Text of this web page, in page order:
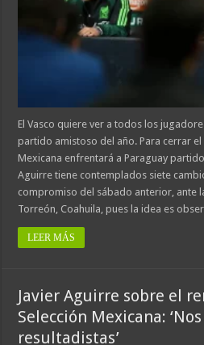
El Vasco quiere ver a todos los
partido amistoso del año. Para cerrar el
Mexicana enfrentará a Paraguay
Aguirre tiene contemplados siete
compromiso del sábado anterior, ante
Torreón, Coahuila, pues la idea es
LEER MÁS
Javier Aguirre sobre el
Selección Mexicana:
resultadistas’